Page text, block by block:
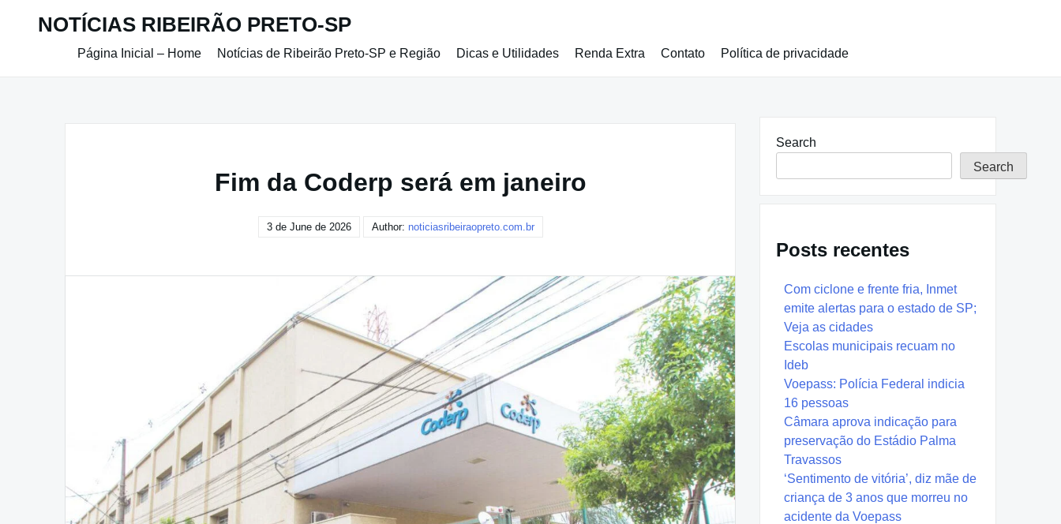
NOTÍCIAS RIBEIRÃO PRETO-SP
Página Inicial – Home Notícias de Ribeirão Preto-SP e Região Dicas e Utilidades Renda Extra Contato Política de privacidade
Fim da Coderp será em janeiro
3 de June de 2026 Author: noticiasribeiraopreto.com.br
Search
Search
Posts recentes
Com ciclone e frente fria, Inmet
emite alertas para o estado de SP;
Veja as cidades
Escolas municipais recuam no
Ideb
Voepass: Polícia Federal indicia
16 pessoas
Câmara aprova indicação para
preservação do Estádio Palma
Travassos
‘Sentimento de vitória’, diz mãe de
criança de 3 anos que morreu no
acidente da Voepass